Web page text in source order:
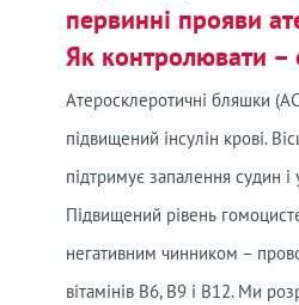
первинні прояви
Як контролювати –
Атеросклеротичні бляшки
підвищений інсулін крові.
підтримує запалення судин
Підвищений рівень
негативним чинником –
вітамінів В6, В9 і В12. Ми